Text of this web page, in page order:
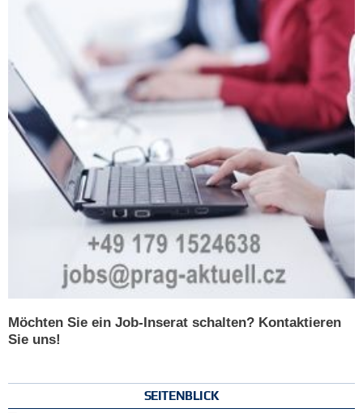
Möchten Sie ein Job-Inserat schalten? Kontaktieren
Sie uns!
SEITENBLICK